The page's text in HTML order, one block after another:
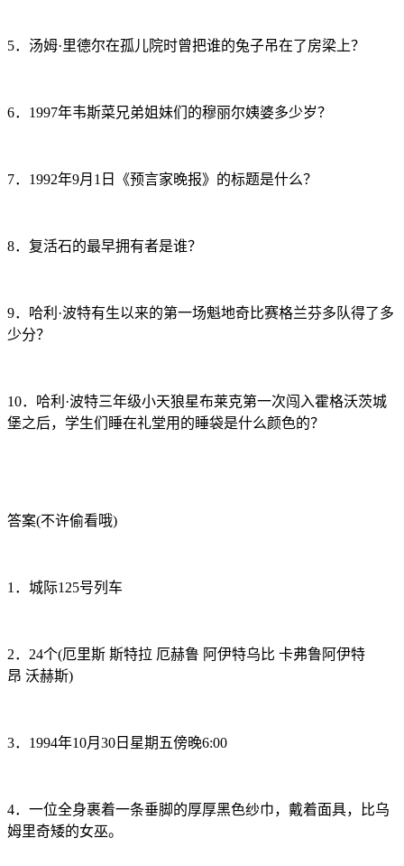
5．汤姆·里德尔在孤儿院时曾把谁的兔子吊在了房梁上？
6．1997年韦斯菜兄弟姐妹们的穆丽尔姨婆多少岁？
7．1992年9月1日《预言家晚报》的标题是什么？
8．复活石的最早拥有者是谁？
9．哈利·波特有生以来的第一场魁地奇比赛格兰芬多队得了多
少分？
10．哈利·波特三年级小天狼星布莱克第一次闯入霍格沃茨城
堡之后，学生们睡在礼堂用的睡袋是什么颜色的？
答案(不许偷看哦)
1．城际125号列车
2．24个(厄里斯 斯特拉 厄赫鲁 阿伊特乌比 卡弗鲁阿伊特
昂 沃赫斯)
3．1994年10月30日星期五傍晚6:00
4．一位全身裹着一条垂脚的厚厚黑色纱巾，戴着面具，比乌
姆里奇矮的女巫。